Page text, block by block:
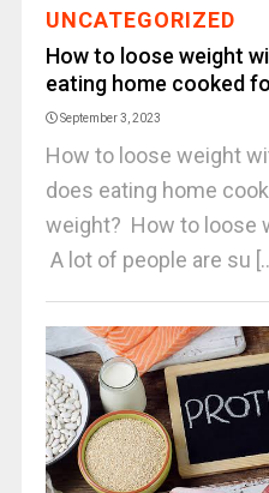
UNCATEGORIZED
How to loose weight
eating home cooked
September 3, 2023
How to loose weight
does eating home
weight? How to loose
A lot of people are su